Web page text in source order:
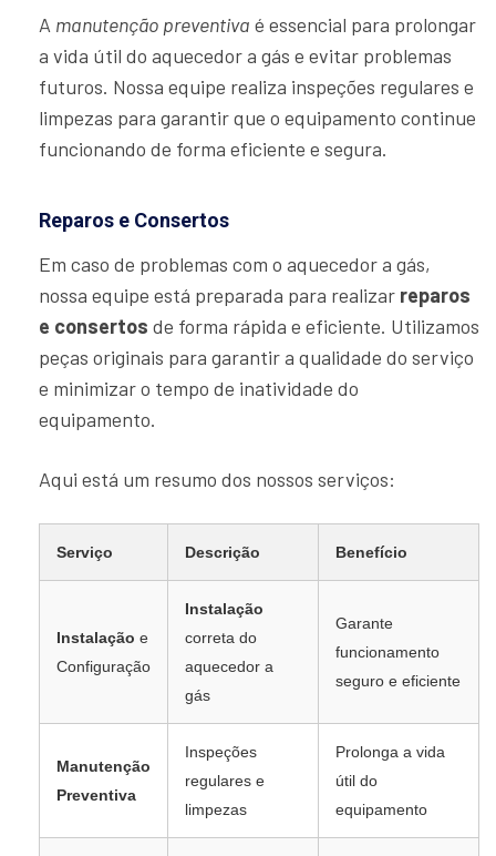
A manutenção preventiva é essencial para prolongar
a vida útil do aquecedor a gás e evitar problemas
futuros. Nossa equipe realiza inspeções regulares e
limpezas para garantir que o equipamento continue
funcionando de forma eficiente e segura.
Reparos e Consertos
Em caso de problemas com o aquecedor a gás,
nossa equipe está preparada para realizar reparos
e consertos de forma rápida e eficiente. Utilizamos
peças originais para garantir a qualidade do serviço
e minimizar o tempo de inatividade do
equipamento.
Aqui está um resumo dos nossos serviços:
Serviço Descrição Benefício
Instalação e
Configuração
Instalação
correta do
aquecedor a
gás
Garante
funcionamento
seguro e eficiente
Manutenção
Preventiva
Inspeções
regulares e
limpezas
Prolonga a vida
útil do
equipamento